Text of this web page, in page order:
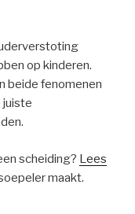
op kinderen.
beide fenomenen
juiste
scheiding? Lees
maakt.